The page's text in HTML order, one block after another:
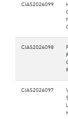
CIAS2026099
CIAS2026098
CIAS2026097